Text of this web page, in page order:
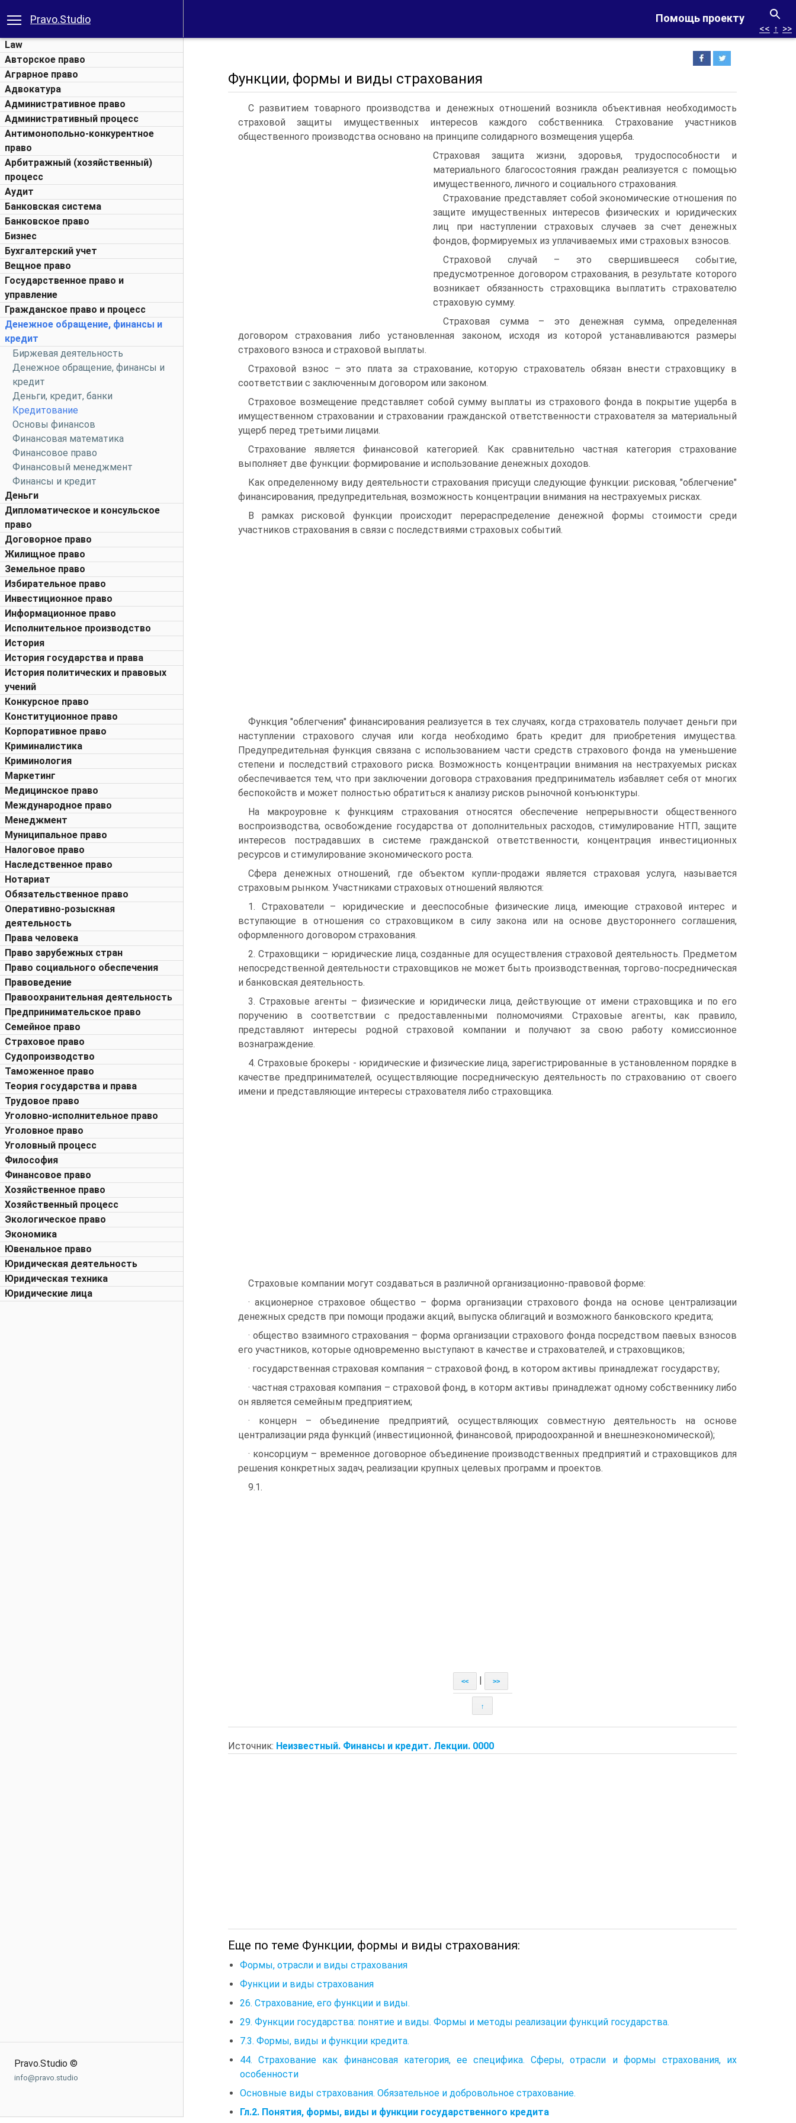
Помощь проекту
Pravo.Studio
Law
Авторское право
Аграрное право
Адвокатура
Административное право
Административный процесс
Антимонопольно-конкурентное
право
Арбитражный (хозяйственный)
процесс
Аудит
Банковская система
Банковское право
Бизнес
Бухгалтерский учет
Вещное право
Государственное право и
управление
Гражданское право и процесс
Денежное обращение, финансы и
кредит
Биржевая деятельность
Денежное обращение, финансы и
кредит
Деньги, кредит, банки
Кредитование
Основы финансов
Финансовая математика
Финансовое право
Финансовый менеджмент
Финансы и кредит
Деньги
Дипломатическое и консульское
право
Договорное право
Жилищное право
Земельное право
Избирательное право
Инвестиционное право
Информационное право
Исполнительное производство
История
История государства и права
История политических и правовых
учений
Конкурсное право
Конституционное право
Корпоративное право
Криминалистика
Криминология
Маркетинг
Медицинское право
Международное право
Менеджмент
Муниципальное право
Налоговое право
Наследственное право
Нотариат
Обязательственное право
Оперативно-розыскная
деятельность
Права человека
Право зарубежных стран
Право социального обеспечения
Правоведение
Правоохранительная деятельность
Предпринимательское право
Семейное право
Страховое право
Судопроизводство
Таможенное право
Теория государства и права
Трудовое право
Уголовно-исполнительное право
Уголовное право
Уголовный процесс
Философия
Финансовое право
Хозяйственное право
Хозяйственный процесс
Экологическое право
Экономика
Ювенальное право
Юридическая деятельность
Юридическая техника
Юридические лица
Pravo.Studio ©
info@pravo.studio
<< ↑ >>
Функции, формы и виды страхования
С развитием товарного производства и денежных отношений возникла объективная необходимость
страховой защиты имущественных интересов каждого собственника. Страхование участников
общественного производства основано на принципе солидарного возмещения ущерба.
Страховая защита жизни, здоровья, трудоспособности и
материального благосостояния граждан реализуется с помощью
имущественного, личного и социального страхования.
Страхование представляет собой экономические отношения по
защите имущественных интересов физических и юридических
лиц при наступлении страховых случаев за счет денежных
фондов, формируемых из уплачиваемых ими страховых взносов.
Страховой случай – это свершившееся событие,
предусмотренное договором страхования, в результате которого
возникает обязанность страховщика выплатить страхователю
страховую сумму.
Страховая сумма – это денежная сумма, определенная
договором страхования либо установленная законом, исходя из которой устанавливаются размеры
страхового взноса и страховой выплаты.
Страховой взнос – это плата за страхование, которую страхователь обязан внести страховщику в
соответствии с заключенным договором или законом.
Страховое возмещение представляет собой сумму выплаты из страхового фонда в покрытие ущерба в
имущественном страховании и страховании гражданской ответственности страхователя за материальный
ущерб перед третьими лицами.
Страхование является финансовой категорией. Как сравнительно частная категория страхование
выполняет две функции: формирование и использование денежных доходов.
Как определенному виду деятельности страхования присущи следующие функции: рисковая, "облегчение"
финансирования, предупредительная, возможность концентрации внимания на нестрахуемых рисках.
В рамках рисковой функции происходит перераспределение денежной формы стоимости среди
участников страхования в связи с последствиями страховых событий.
Функция "облегчения" финансирования реализуется в тех случаях, когда страхователь получает деньги при
наступлении страхового случая или когда необходимо брать кредит для приобретения имущества.
Предупредительная функция связана с использованием части средств страхового фонда на уменьшение
степени и последствий страхового риска. Возможность концентрации внимания на нестрахуемых рисках
обеспечивается тем, что при заключении договора страхования предприниматель избавляет себя от многих
беспокойств и может полностью обратиться к анализу рисков рыночной конъюнктуры.
На макроуровне к функциям страхования относятся обеспечение непрерывности общественного
воспроизводства, освобождение государства от дополнительных расходов, стимулирование НТП, защите
интересов пострадавших в системе гражданской ответственности, концентрация инвестиционных
ресурсов и стимулирование экономического роста.
Сфера денежных отношений, где объектом купли-продажи является страховая услуга, называется
страховым рынком. Участниками страховых отношений являются:
1. Страхователи – юридические и дееспособные физические лица, имеющие страховой интерес и
вступающие в отношения со страховщиком в силу закона или на основе двустороннего соглашения,
оформленного договором страхования.
2. Страховщики – юридические лица, созданные для осуществления страховой деятельность. Предметом
непосредственной деятельности страховщиков не может быть производственная, торгово-посредническая
и банковская деятельность.
3. Страховые агенты – физические и юридически лица, действующие от имени страховщика и по его
поручению в соответствии с предоставленными полномочиями. Страховые агенты, как правило,
представляют интересы родной страховой компании и получают за свою работу комиссионное
вознаграждение.
4. Страховые брокеры - юридические и физические лица, зарегистрированные в установленном порядке в
качестве предпринимателей, осуществляющие посредническую деятельность по страхованию от своего
имени и представляющие интересы страхователя либо страховщика.
Страховые компании могут создаваться в различной организационно-правовой форме:
· акционерное страховое общество – форма организации страхового фонда на основе централизации
денежных средств при помощи продажи акций, выпуска облигаций и возможного банковского кредита;
· общество взаимного страхования – форма организации страхового фонда посредством паевых взносов
его участников, которые одновременно выступают в качестве и страхователей, и страховщиков;
· государственная страховая компания – страховой фонд, в котором активы принадлежат государству;
· частная страховая компания – страховой фонд, в которм активы принадлежат одному собственнику либо
он является семейным предприятием;
· концерн – объединение предприятий, осуществляющих совместную деятельность на основе
централизации ряда функций (инвестиционной, финансовой, природоохранной и внешнеэкономической);
· консорциум – временное договорное объединение производственных предприятий и страховщиков для
решения конкретных задач, реализации крупных целевых программ и проектов.
9.1.
<< >>
↑
Источник: Неизвестный. Финансы и кредит. Лекции. 0000
Еще по теме Функции, формы и виды страхования:
Формы, отрасли и виды страхования
Функции и виды страхования
26. Страхование, его функции и виды.
29. Функции государства: понятие и виды. Формы и методы реализации функций государства.
7.3. Формы, виды и функции кредита.
44. Страхование как финансовая категория, ее специфика. Сферы, отрасли и формы страхования, их
особенности
Основные виды страхования. Обязательное и добровольное страхование.
Гл.2. Понятия, формы, виды и функции государственного кредита